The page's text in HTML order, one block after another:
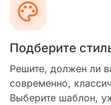
Подберите
Решите, должен ли
современно,
Выберите шаблон,